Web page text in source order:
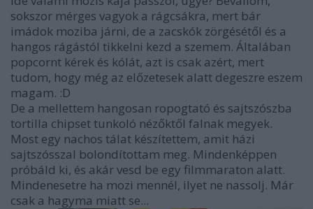
sokszor mérges vagyok a rágcsákra, mert bár
imádok moziba járni, de a zacskók zörgésétől és a
hangos rágástól tikkelni kezd a szemem. Általában
popcornt kérek és kólát, azt is csak azért, mert
tudom, hogy még az előzetesek alatt degeszre eszem
magam. :D
De a mellettem hangosan ropogtató és sajtszószba
tortilla chipset tunkoló nézőktől falnak megyek.
Most egy nachos tálat készítettem, amit házi
sajtszósszal bolondítottam meg. Mindenképpen
próbáld ki, és akár vesd be egy filmmaraton alatt.
Mindenesetre ha mozi mennél, ilyet ne nassolj. Már
csak a hagyma miatt se...